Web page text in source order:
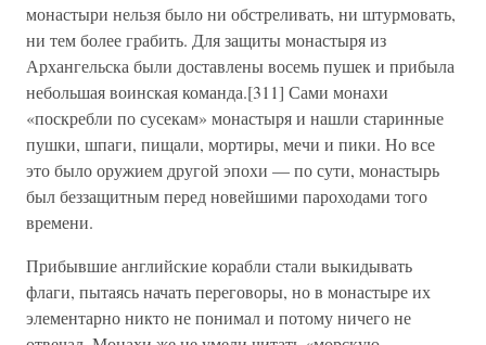
монастыри нельзя было ни обстреливать, ни штурмовать,
ни тем более грабить. Для защиты монастыря из
Архангельска были доставлены восемь пушек и прибыла
небольшая воинская команда.[311] Сами монахи
«поскребли по сусекам» монастыря и нашли старинные
пушки, шпаги, пищали, мортиры, мечи и пики. Но все
это было оружием другой эпохи — по сути, монастырь
был беззащитным перед новейшими пароходами того
времени.
Прибывшие английские корабли стали выкидывать
флаги, пытаясь начать переговоры, но в монастыре их
элементарно никто не понимал и потому ничего не